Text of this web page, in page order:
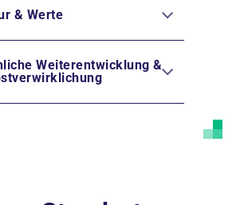
& Werte
Weiterentwicklung &